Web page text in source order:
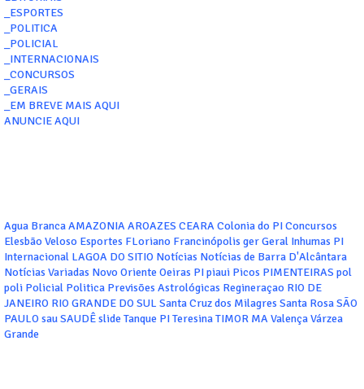
_ESPORTES
_POLITICA
_POLICIAL
_INTERNACIONAIS
_CONCURSOS
_GERAIS
_EM BREVE MAIS AQUI
ANUNCIE AQUI
Agua BrancaAMAZONIAAROAZES CEARAColonia do PIConcursos
Elesbão Veloso Esportes FLoriano Francinópolis gerGeral Inhumas PI
Internacional LAGOA DO SITIO Notícias Notícias de Barra D'Alcântara
Notícias Variadas Novo Oriente Oeiras PIpiaui Picos PIMENTEIRAS pol
poli Policial Politica Previsões Astrológicas Regineraçao RIO DE
JANEIRO RIO GRANDE DO SUL Santa Cruz dos Milagres Santa RosaSÃO
PAULOsauSAUDÊslide Tanque PITeresinaTIMOR MAValençaVárzea
Grande